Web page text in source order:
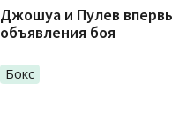
Джошуа и Пулев
объявления боя
Бокс